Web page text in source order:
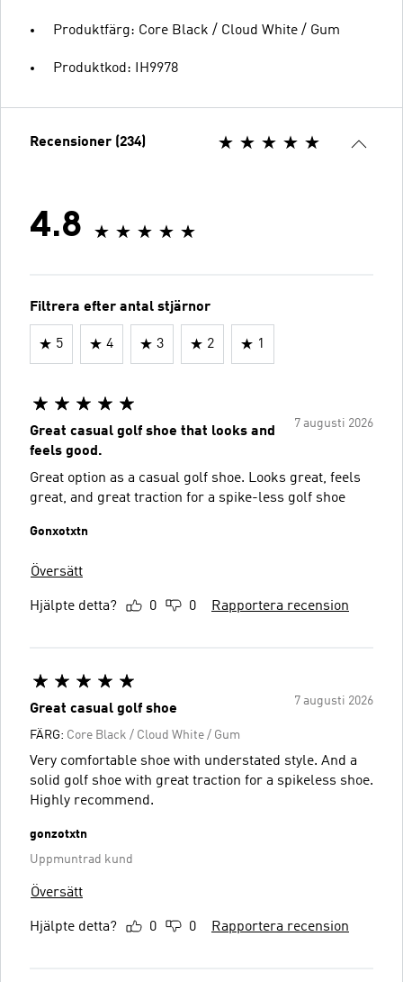
Produktfärg: Core Black / Cloud White / Gum
Produktkod: IH9978
Recensioner (234)
4.8
Filtrera efter antal stjärnor
5 4 3 2 1
7 augusti 2026
Great casual golf shoe that looks and
feels good.
Great option as a casual golf shoe. Looks great, feels
great, and great traction for a spike-less golf shoe
Gonxotxtn
Översätt
Hjälpte detta? 0 0 Rapportera recension
7 augusti 2026
Great casual golf shoe
FÄRG: Core Black / Cloud White / Gum
Very comfortable shoe with understated style. And a
solid golf shoe with great traction for a spikeless shoe.
Highly recommend.
gonzotxtn
Uppmuntrad kund
Översätt
Hjälpte detta? 0 0 Rapportera recension